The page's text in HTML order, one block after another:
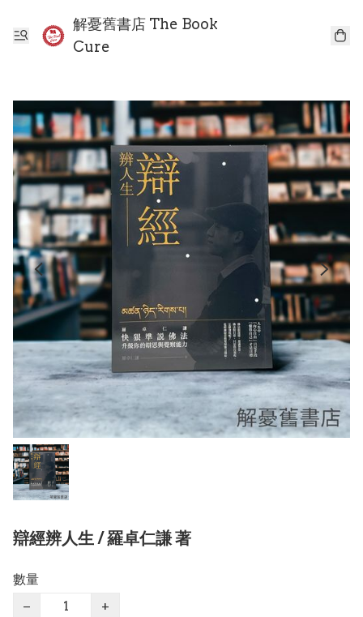
解憂舊書店 The Book
Cure
辯經辨人生 / 羅卓仁謙 著
數量
−
+